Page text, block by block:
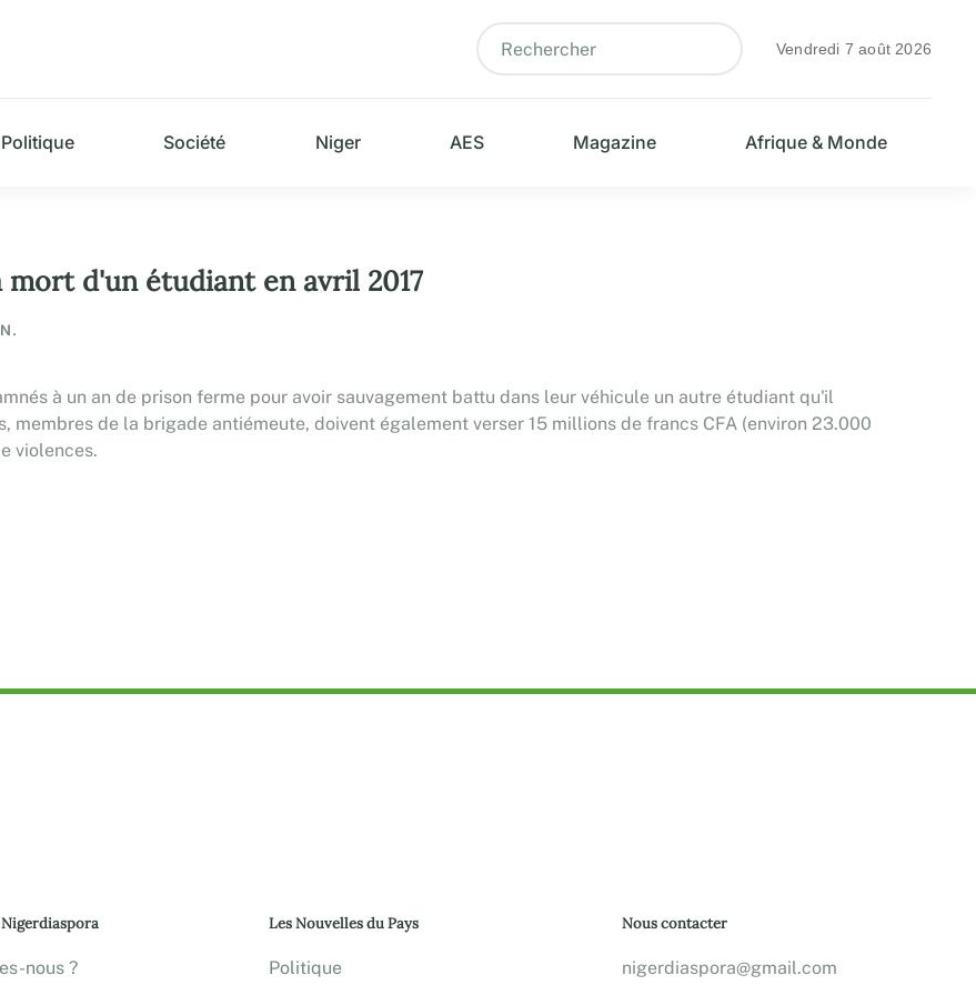
Vendredi 7 août 2026
Politique Société Niger AES Magazine Afrique & Monde
d'un étudiant en avril 2017
à un an de prison ferme pour avoir sauvagement battu dans leur véhicule un autre étudiant qu'il
membres de la brigade antiémeute, doivent également verser 15 millions de francs CFA (environ 23.000
violences.
nous ?
Les Nouvelles du Pays
Politique
Nous contacter
nigerdiaspora@gmail.com